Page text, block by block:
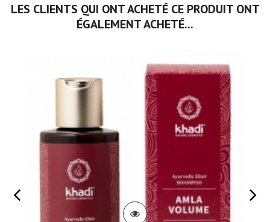
LES CLIENTS QUI ONT ACHETÉ CE PRODUIT ONT
ÉGALEMENT ACHETÉ...